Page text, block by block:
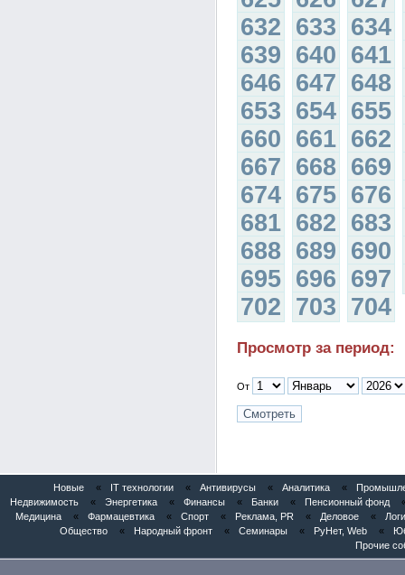
632 633 634
639 640 641
646 647 648
653 654 655
660 661 662
667 668 669
674 675 676
681 682 683
688 689 690
695 696 697
702 703 704
Просмотр за период:
От
Новые « IT технологии « Антивирусы « Аналитика «
Недвижимость
« Энергетика « Финансы « Банки « Пенсионный фонд
Медицина
« Фармацевтика « Спорт « Реклама, PR « Деловое «
Общество
« Народный фронт « Семинары « РуНет, Web «
Прочие